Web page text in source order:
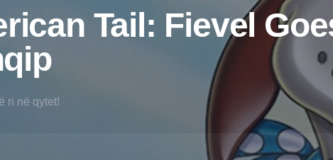
Tail: Fievel
ri në qytet!